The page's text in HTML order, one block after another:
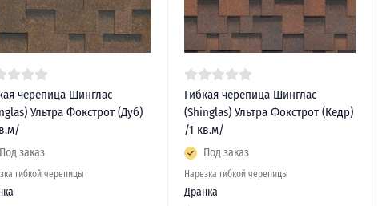
черепица Шинглас
Ультра Фокстрот (Дуб)
Под заказ
гибкой черепицы
Гибкая черепица Шинглас
(Shinglas) Ультра Фокстрот (Кедр)
/1 кв.м/
Под заказ
Нарезка гибкой черепицы
Дранка